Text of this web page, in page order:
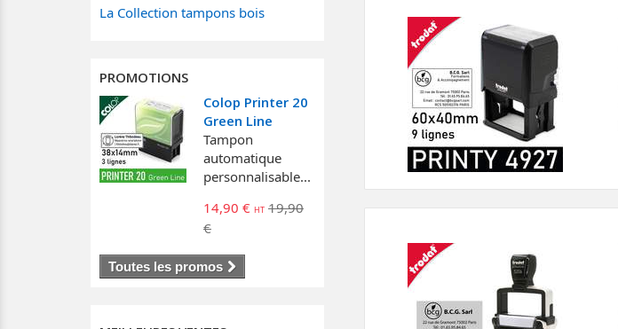
La Collection tampons bois
PROMOTIONS
Colop Printer 20
Green Line
Tampon
automatique
personnalisable...
14,90 €
19,90
€
Toutes les promos